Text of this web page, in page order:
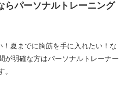
らパーソナルトレーニング
夏までに胸筋を手に入れたい！な
が明確な方はパーソナルトレーナー
。